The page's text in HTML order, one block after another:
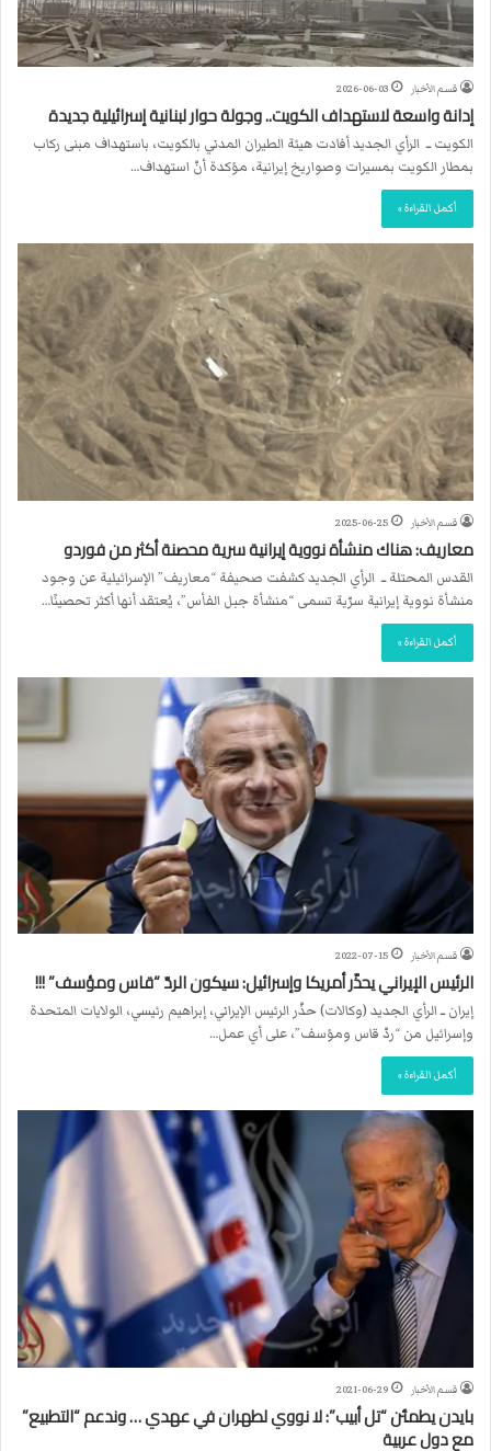
قسم الأخبار 2026-06-03
إدانة واسعة لاستهداف الكويت.. وجولة حوار لبنانية إسرائيلية جديدة
الكويت ــ الرأي الجديد أفادت هيئة الطيران المدني بالكويت، باستهداف مبنى ركاب
بمطار الكويت بمسيرات وصواريخ إيرانية، مؤكدة أنّ استهداف…
أكمل القراءة »
قسم الأخبار 2025-06-25
معاريف: هناك منشأة نووية إيرانية سرية محصنة أكثر من فوردو
القدس المحتلة ــ الرأي الجديد كشفت صحيفة “معاريف” الإسرائيلية عن وجود
منشأة نووية إيرانية سرّية تسمى “منشأة جبل الفأس”، يُعتقد أنها أكثر تحصينًا…
أكمل القراءة »
قسم الأخبار 2022-07-15
الرئيس الإيراني يحذّر أمريكا وإسرائيل: سيكون الردّ “قاس ومؤسف” !!!
إيران ــ الرأي الجديد (وكالات) حذّر الرئيس الإيراني، إبراهيم رئيسي، الولايات المتحدة
وإسرائيل من “ردّ قاس ومؤسف”، على أي عمل…
أكمل القراءة »
قسم الأخبار 2021-06-29
بايدن يطمئن “تل أبيب”: لا نووي لطهران في عهدي … وندعم “التطبيع”
مع دول عربية